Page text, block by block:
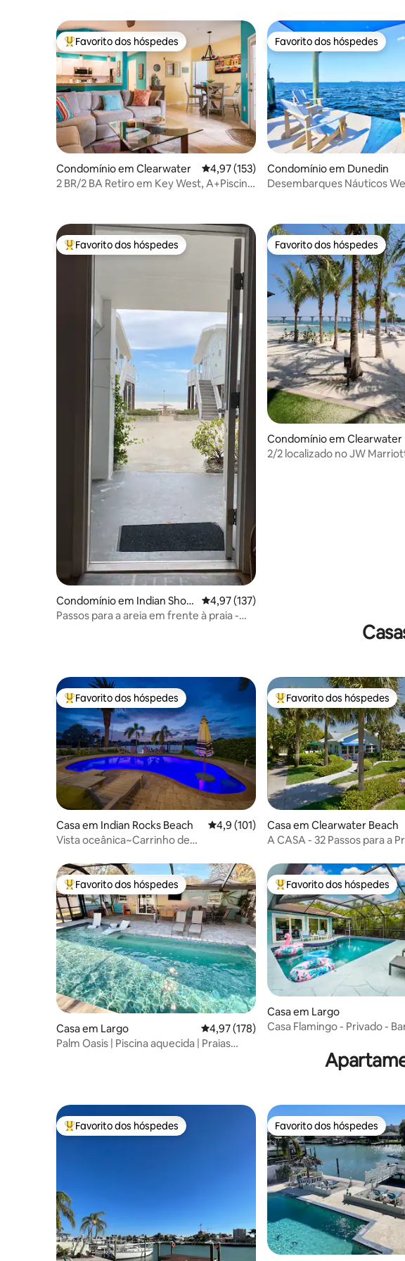
Favoritos dos hóspedes mais apreciados
Favorito dos hóspedes
Condomínio em Clearwater Classificação média de 4,97 em 5 estrelas,
4,97 (153)
2 BR/2 BA Retiro em Key West, A+Piscina,
Favorito dos hóspedes
Favorito dos hóspedes
Condomínio em Dunedin
Desembarques Náuticos
Favoritos dos hóspedes mais apreciados
Favorito dos hóspedes
Condomínio em Indian Shor
es
Classificação média de 4,97 em 5 estrelas,
4,97 (137)
Passos para a areia em frente à praia -
Favorito dos hóspedes
Favorito dos hóspedes
Condomínio em Clearwater
2/2 localizado no JW
Favoritos dos hóspedes mais apreciados
Favorito dos hóspedes
Casa em Indian Rocks Beach Classificação média de 4,9 em 5 estrelas,
4,9 (101)
Vista oceânica~Carrinho de
jogos
Favoritos dos hóspedes
Favorito dos hóspedes
Casa em Clearwater Beach
A CASA - 32 Passos para a
Favoritos dos hóspedes mais apreciados
Favorito dos hóspedes
Casa em Largo Classificação média de 4,97 em 5 estrelas,
4,97 (178)
Palm Oasis | Piscina aquecida | Praias
Favoritos dos hóspedes
Favorito dos hóspedes
Casa em Largo
Casa Flamingo - Privado -
Favoritos dos hóspedes mais apreciados
Favorito dos hóspedes Favorito dos hóspedes
Favorito dos hóspedes